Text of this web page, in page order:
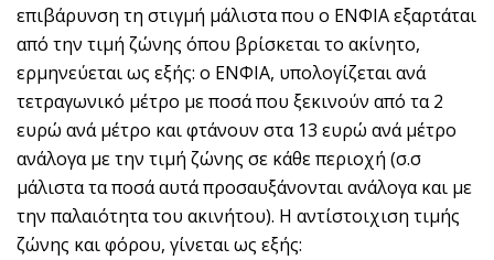
επιβάρυνση τη στιγμή μάλιστα που ο ΕΝΦΙΑ εξαρτάται
από την τιμή ζώνης όπου βρίσκεται το ακίνητο,
ερμηνεύεται ως εξής: ο ΕΝΦΙΑ, υπολογίζεται ανά
τετραγωνικό μέτρο με ποσά που ξεκινούν από τα 2
ευρώ ανά μέτρο και φτάνουν στα 13 ευρώ ανά μέτρο
ανάλογα με την τιμή ζώνης σε κάθε περιοχή (σ.σ
μάλιστα τα ποσά αυτά προσαυξάνονται ανάλογα και με
την παλαιότητα του ακινήτου). Η αντίστοιχιση τιμής
ζώνης και φόρου, γίνεται ως εξής: